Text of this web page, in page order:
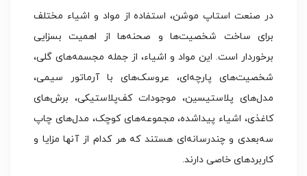
در صنعت استاپ موشن، استفاده از مواد و اشیاء مختلف
برای ساخت شخصیت‌ها و صحنه‌ها از اهمیت بسزایی
برخوردار است. این مواد و اشیاء، از جمله مجسمه‌های گلی،
شخصیت‌های پارچه‌ای، عروسک‌های با آرماتور سیمی،
مدل‌های پلاستیسین، موجودات کف‌پلاستیکی، برش‌های
کاغذی، اشیاء پیداشده، مجموعه‌های کوچک، مدل‌های چاپ
سه‌بعدی و چندرسانه‌ای هستند که هر کدام از آنها مزایا و
کاربردهای خاصی دارند.